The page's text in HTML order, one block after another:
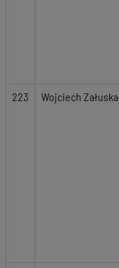
223 Wojciech Załuska